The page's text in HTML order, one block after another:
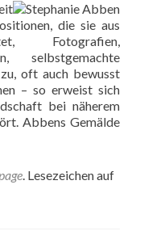
die sie aus
Fotografien,
selbstgemachte
oft auch bewusst
– so erweist sich
bei näherem
Abbens Gemälde
. Lesezeichen auf